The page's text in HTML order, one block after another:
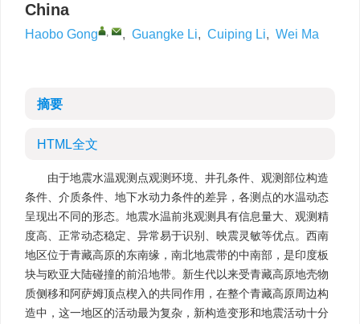
China
Haobo Gong , , Guangke Li, Cuiping Li, Wei Ma
摘要
HTML全文
由于地震水温观测点观测环境、井孔条件、观测部位构造
条件、介质条件、地下水动力条件的差异，各测点的水温动态
呈现出不同的形态。地震水温前兆观测具有信息量大、观测精
度高、正常动态稳定、异常易于识别、映震灵敏等优点。西南
地区位于青藏高原的东南缘，南北地震带的中南部，是印度板
块与欧亚大陆碰撞的前沿地带。新生代以来受青藏高原地壳物
质侧移和阿萨姆顶点楔入的共同作用，在整个青藏高原周边构
造中，这一地区的活动最为复杂，新构造变形和地震活动十分